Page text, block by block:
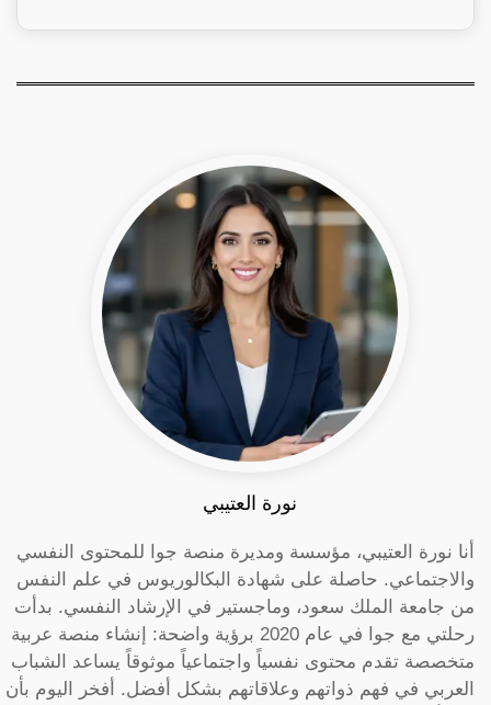
نورة العتيبي
أنا نورة العتيبي، مؤسسة ومديرة منصة جوا للمحتوى النفسي
والاجتماعي. حاصلة على شهادة البكالوريوس في علم النفس
من جامعة الملك سعود، وماجستير في الإرشاد النفسي. بدأت
رحلتي مع جوا في عام 2020 برؤية واضحة: إنشاء منصة عربية
متخصصة تقدم محتوى نفسياً واجتماعياً موثوقاً يساعد الشباب
العربي في فهم ذواتهم وعلاقاتهم بشكل أفضل. أفخر اليوم بأن